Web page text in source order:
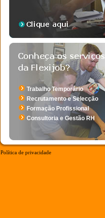
Trabalho Temporário
Recrutamento e Selecção
Formação Profissional
Consultoria e Gestão RH
Política de privacidade